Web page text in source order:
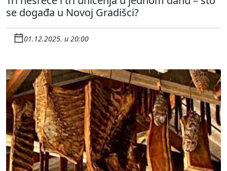
se događa u Novoj Gradišci?
01.12.2025. u 20:00